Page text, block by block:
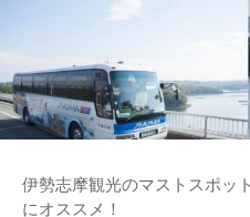
伊勢志摩観光のマストスポッ
にオススメ！